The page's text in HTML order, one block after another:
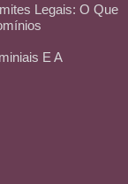
Legais: O Que
E A